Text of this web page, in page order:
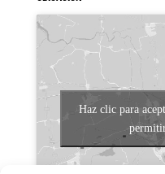
Haz clic para